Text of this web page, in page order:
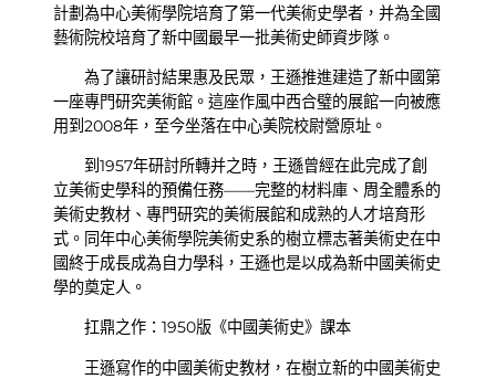
計劃為中心美術學院培育了第一代美術史學者，并為全國
藝術院校培育了新中國最早一批美術史師資步隊。
為了讓研討結果惠及民眾，王遜推進建造了新中國第
一座專門研究美術館。這座作風中西合璧的展館一向被應
用到2008年，至今坐落在中心美院校尉營原址。
到1957年研討所轉并之時，王遜曾經在此完成了創
立美術史學科的預備任務——完整的材料庫、周全體系的
美術史教材、專門研究的美術展館和成熟的人才培育形
式。同年中心美術學院美術史系的樹立標志著美術史在中
國終于成長成為自力學科，王遜也是以成為新中國美術史
學的奠定人。
扛鼎之作：1950版《中國美術史》課本
王遜寫作的中國美術史教材，在樹立新的中國美術史